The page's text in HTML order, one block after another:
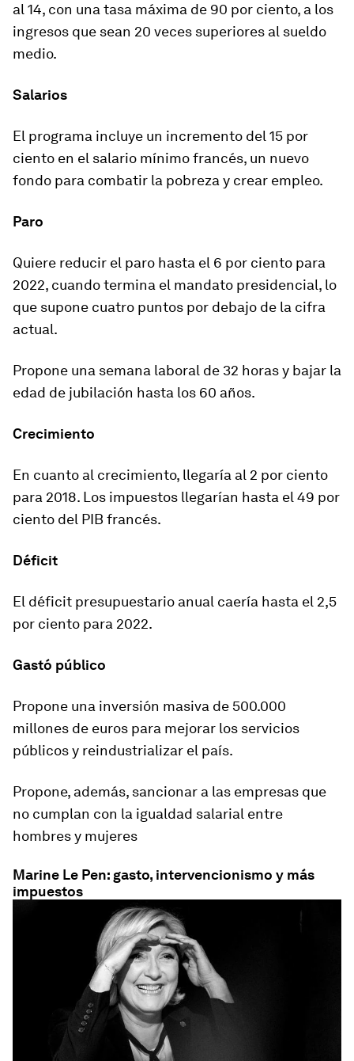
al 14, con una tasa máxima de 90 por ciento, a los
ingresos que sean 20 veces superiores al sueldo
medio.
Salarios
El programa incluye un incremento del 15 por
ciento en el salario mínimo francés, un nuevo
fondo para combatir la pobreza y crear empleo.
Paro
Quiere reducir el paro hasta el 6 por ciento para
2022, cuando termina el mandato presidencial, lo
que supone cuatro puntos por debajo de la cifra
actual.
Propone una semana laboral de 32 horas y bajar la
edad de jubilación hasta los 60 años.
Crecimiento
En cuanto al crecimiento, llegaría al 2 por ciento
para 2018. Los impuestos llegarían hasta el 49 por
ciento del PIB francés.
Déficit
El déficit presupuestario anual caería hasta el 2,5
por ciento para 2022.
Gastó público
Propone una inversión masiva de 500.000
millones de euros para mejorar los servicios
públicos y reindustrializar el país.
Propone, además, sancionar a las empresas que
no cumplan con la igualdad salarial entre
hombres y mujeres
Marine Le Pen: gasto, intervencionismo y más
impuestos